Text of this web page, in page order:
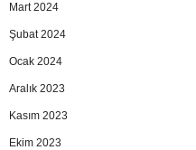
Mart 2024
Şubat 2024
Ocak 2024
Aralık 2023
Kasım 2023
Ekim 2023